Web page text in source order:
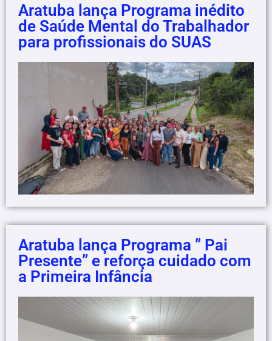
Aratuba lança Programa inédito
de Saúde Mental do Trabalhador
para profissionais do SUAS
Aratuba lança Programa ” Pai
Presente” e reforça cuidado com
a Primeira Infância